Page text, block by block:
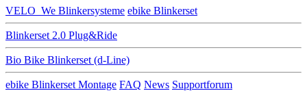
VELO_We Blinkersysteme ebike Blinkerset
Blinkerset 2.0 Plug&Ride
Bio Bike Blinkerset (d-Line)
ebike Blinkerset Montage FAQ News Supportforum